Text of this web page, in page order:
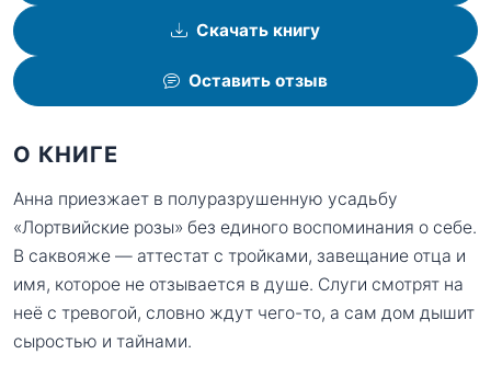
Скачать книгу
Оставить отзыв
О КНИГЕ
Анна приезжает в полуразрушенную усадьбу
«Лортвийские розы» без единого воспоминания о себе.
В саквояже — аттестат с тройками, завещание отца и
имя, которое не отзывается в душе. Слуги смотрят на
неё с тревогой, словно ждут чего-то, а сам дом дышит
сыростью и тайнами.